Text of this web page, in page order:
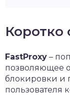
Коротко
FastProxy –
позволяющее
блокировки и
пользователя